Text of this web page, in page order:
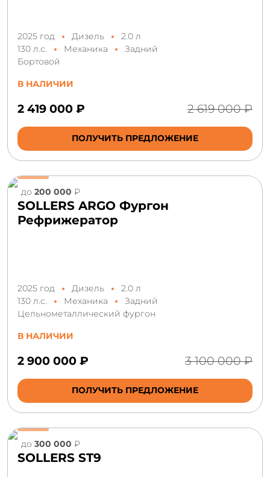
2025 год Дизель
2.0 л
130 л.с.
Механика
Задний
Бортовой
В НАЛИЧИИ
2 419 000 ₽ 2 619 000 ₽
ПОЛУЧИТЬ ПРЕДЛОЖЕНИЕ
до 200 000 ₽
SOLLERS ARGO Фургон
Рефрижератор
2025 год Дизель
2.0 л
130 л.с.
Механика
Задний
Цельнометаллический фургон
В НАЛИЧИИ
2 900 000 ₽ 3 100 000 ₽
ПОЛУЧИТЬ ПРЕДЛОЖЕНИЕ
до 300 000 ₽
SOLLERS ST9